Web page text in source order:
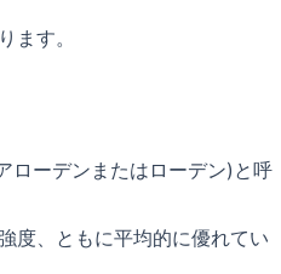
ます。
ーデンまたはローデン)と呼
度、ともに平均的に優れてい